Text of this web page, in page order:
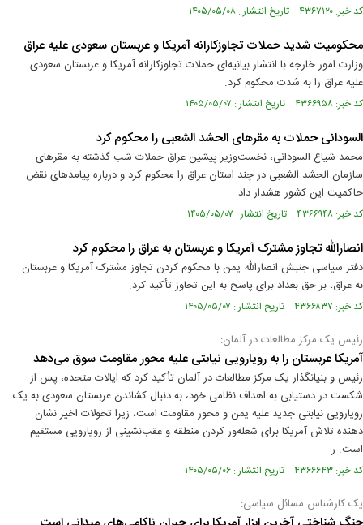
کد خبر: ۴۳۶۷۱۲۰ تاریخ انتشار : ۱۴۰۵/۰۵/۰۸
محکومیت شدید حملات تجاوزکارانه آمریکا و عربستان سعودی علیه عراق
وزارت امور خارجه با انتشار بیانیه‌ای حملات تجاوزکارانه آمریکا و عربستان سعودی
علیه عراق را به شدت محکوم کرد.
کد خبر: ۴۳۶۶۹۵۸ تاریخ انتشار : ۱۴۰۵/۰۵/۰۷
السودانی حملات به مقرهای الحشد الشعبی را محکوم کرد
محمد شیاع السودانی، نخست‌وزیر پیشین عراق حملات شب گذشته به مقرهای
سازمان الحشد الشعبی در چند استان عراق را محکوم کرد و درباره پیامدهای نقض
حاکمیت این کشور هشدار داد.
کد خبر: ۴۳۶۶۹۴۸ تاریخ انتشار : ۱۴۰۵/۰۵/۰۷
انصارالله تجاوز مشترک آمریکا و عربستان به عراق را محکوم کرد
دفتر سیاسی جنبش انصارالله یمن با محکوم کردن تجاوز مشترک آمریکا و عربستان
به عراق، بر حق بغداد برای پاسخ به این تجاوز تأکید کرد.
کد خبر: ۴۳۶۶۸۳۷ تاریخ انتشار : ۱۴۰۵/۰۵/۰۷
رئیس یک مرکز مطالعات در آلمان:
آمریکا عربستان را به رویارویی نیابتی علیه محور مقاومت سوق می‌دهد
رئیس و بنیانگذار یک مرکز مطالعات در آلمان تأکید کرد که ایالات متحده، پس از
شکست در دستیابی به اهداف نظامی خود، به دنبال کشاندن عربستان سعودی به یک
رویارویی نیابتی جدید علیه یمن و محور مقاومت است، زیرا تحولات اخیر نشان
دهنده تلاش آمریکا برای شعله‌ور کردن منطقه و عقب‌نشینی از رویارویی مستقیم
است. ر
کد خبر: ۴۳۶۶۶۴۳ تاریخ انتشار : ۱۴۰۵/۰۵/۰۶
یک کارشناس مسائل سیاسی: